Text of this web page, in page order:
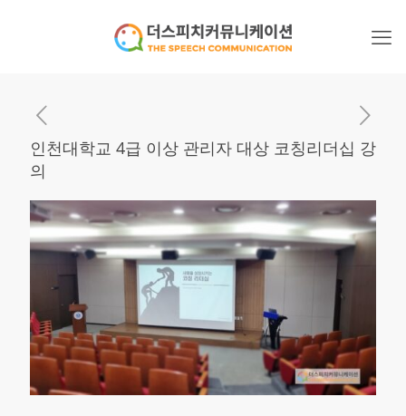
인천대학교 4급 이상 관리자 대상 코칭리더십 강
의